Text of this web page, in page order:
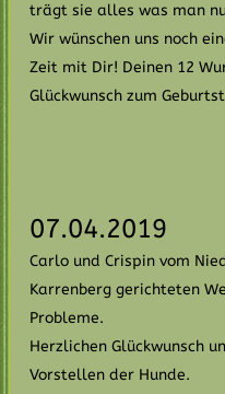
trägt sie alles was man
Wir wünschen uns noch
Zeit mit Dir! Deinen 12
Glückwunsch zum
07.04.2019
Carlo und Crispin vom
Karrenberg gerichteten
Probleme.
Herzlichen Glückwunsch
Vorstellen der Hunde.